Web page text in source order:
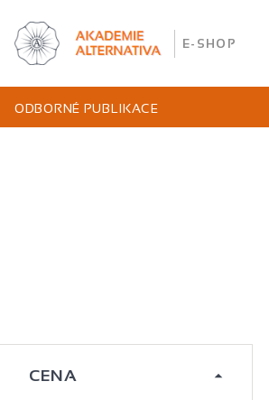
E-SHOP
ODBORNÉ PUBLIKACE
CENA